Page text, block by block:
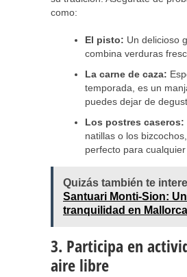
como:
El pisto: Un delicioso
combina verduras
La carne de caza:
temporada, es un
puedes dejar de
Los postres caseros:
natillas o los
perfecto para cualquier
Quizás también te
Santuari Monti-Sion:
tranquilidad en Mallorca
3. Participa en
aire libre